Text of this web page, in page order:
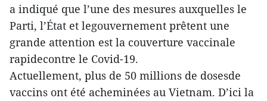
a indiqué que l’une des mesures auxquelles le
Parti, l’État et legouvernement prêtent une
grande attention est la couverture vaccinale
rapidecontre le Covid-19.
Actuellement, plus de 50 millions de dosesde
vaccins ont été acheminées au Vietnam. D’ici la